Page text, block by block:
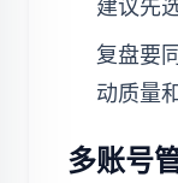
建议先
复盘要
动质量
多账号